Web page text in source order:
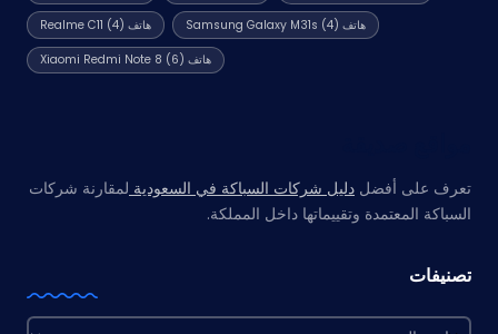
هاتف Realme C11 (4) هاتف Samsung Galaxy M31s (4)
هاتف Xiaomi Redmi Note 8 (6)
تعرف على أفضل دليل شركات السباكة في السعودية لمقارنة شركات
السباكة المعتمدة وتقييماتها داخل المملكة.
تصنيفات
تصنيفات